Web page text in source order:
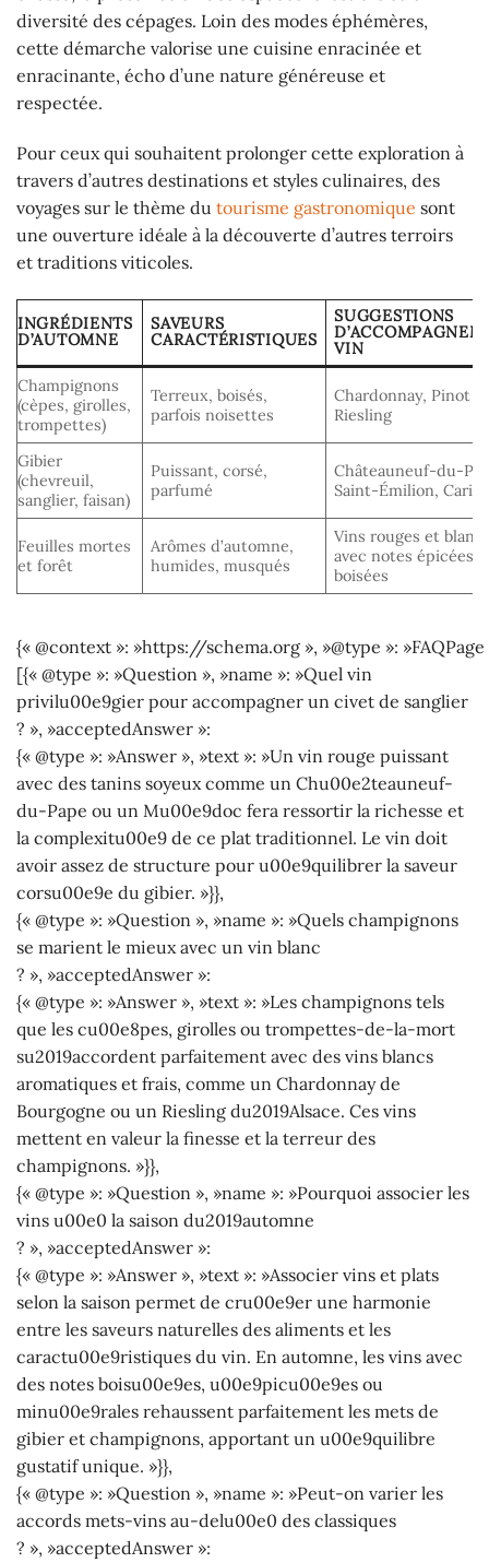
diversité des cépages. Loin des modes éphémères,
cette démarche valorise une cuisine enracinée et
enracinante, écho d’une nature généreuse et
respectée.
Pour ceux qui souhaitent prolonger cette exploration à
travers d’autres destinations et styles culinaires, des
voyages sur le thème du tourisme gastronomique sont
une ouverture idéale à la découverte d’autres terroirs
et traditions viticoles.
INGRÉDIENTS
D’AUTOMNE
SAVEURS
CARACTÉRISTIQUES
SUGGESTIONS
VIN
Champignons
(cèpes, girolles,
trompettes)
Terreux, boisés,
parfois noisettes
Chardonnay, Pinot
Riesling
Gibier
(chevreuil,
sanglier, faisan)
Puissant, corsé,
parfumé
Châteauneuf-du-
Saint-Émilion,
Feuilles mortes
et forêt
Arômes d’automne,
humides, musqués
Vins rouges et
avec notes épicées
boisées
{« @context »: »https://schema.org », »@type »:
[{« @type »: »Question », »name »: »Quel vin
privilu00e9gier pour accompagner un civet de sanglier
? », »acceptedAnswer »:
{« @type »: »Answer », »text »: »Un vin rouge puissant
avec des tanins soyeux comme un Chu00e2teauneuf-
du-Pape ou un Mu00e9doc fera ressortir la richesse et
la complexitu00e9 de ce plat traditionnel. Le vin doit
avoir assez de structure pour u00e9quilibrer la saveur
corsu00e9e du gibier. »}},
{« @type »: »Question », »name »: »Quels champignons
se marient le mieux avec un vin blanc
? », »acceptedAnswer »:
{« @type »: »Answer », »text »: »Les champignons tels
que les cu00e8pes, girolles ou trompettes-de-la-mort
su2019accordent parfaitement avec des vins blancs
aromatiques et frais, comme un Chardonnay de
Bourgogne ou un Riesling du2019Alsace. Ces vins
mettent en valeur la finesse et la terreur des
champignons. »}},
{« @type »: »Question », »name »: »Pourquoi associer les
vins u00e0 la saison du2019automne
? », »acceptedAnswer »:
{« @type »: »Answer », »text »: »Associer vins et plats
selon la saison permet de cru00e9er une harmonie
entre les saveurs naturelles des aliments et les
caractu00e9ristiques du vin. En automne, les vins avec
des notes boisu00e9es, u00e9picu00e9es ou
minu00e9rales rehaussent parfaitement les mets de
gibier et champignons, apportant un u00e9quilibre
gustatif unique. »}},
{« @type »: »Question », »name »: »Peut-on varier les
accords mets-vins au-delu00e0 des classiques
? », »acceptedAnswer »: